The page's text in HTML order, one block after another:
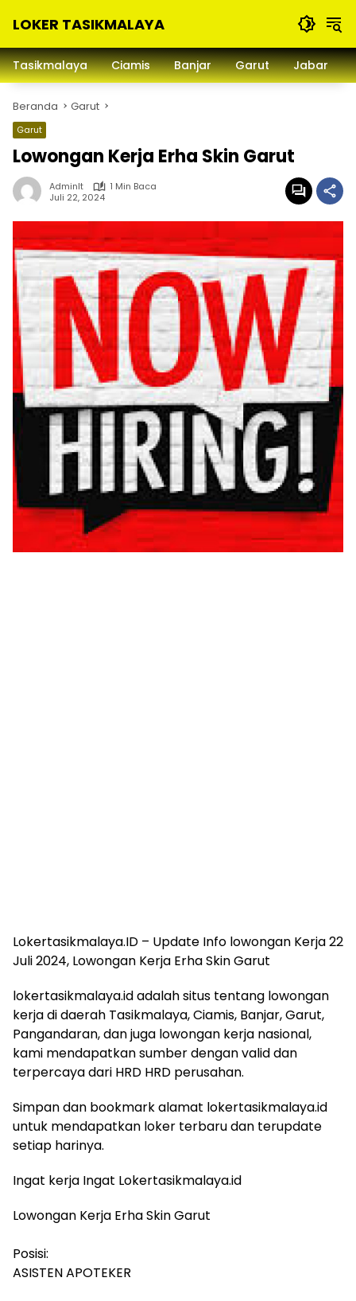
LOKER TASIKMALAYA
Lowongan
Kerja
dan
Sekitarna
Tasikmalaya Ciamis Banjar Garut Jabar
Beranda Garut
Garut
Lowongan Kerja Erha Skin Garut
Adminlt
1 Min Baca
Juli 22, 2024
Lokertasikmalaya.ID – Update Info lowongan Kerja 22
Juli 2024, Lowongan Kerja Erha Skin Garut
lokertasikmalaya.id adalah situs tentang lowongan
kerja di daerah Tasikmalaya, Ciamis, Banjar, Garut,
Pangandaran, dan juga lowongan kerja nasional,
kami mendapatkan sumber dengan valid dan
terpercaya dari HRD HRD perusahan.
Simpan dan bookmark alamat lokertasikmalaya.id
untuk mendapatkan loker terbaru dan terupdate
setiap harinya.
Ingat kerja Ingat Lokertasikmalaya.id
Lowongan Kerja Erha Skin Garut
Posisi:
ASISTEN APOTEKER